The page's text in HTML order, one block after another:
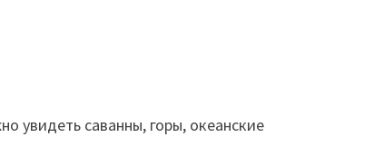
увидеть саванны, горы, океанские